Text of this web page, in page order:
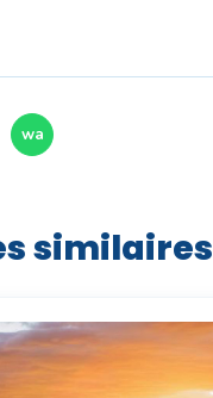
wa
similaires